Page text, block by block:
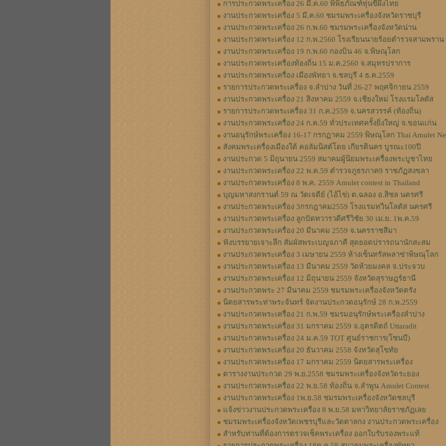
การประกวดพระเครื่อง 26 มี.ค.60 พิพิธภัณฑ์หุ่นขี้ผึ้งไทย
งานประกวดพระเครื่อง 5 มี.ค.60 ชมรมพระเครื่องจังหวัดราชบุรี
งานประกวดพระเครื่อง 26 ก.พ.60 ชมรมพระเครื่องจังหวัดน่าน
งานประกวดพระเครื่อง 12 ก.พ.2560 โรงเรียนนายร้อยตำรวจสามพราน
งานประกวดพระเครื่อง 19 ก.พ.60 กองบิน 46 จ.พิษณุโลก
งานประกวดพระเครื่องท้องถิ่น 15 ม.ค.2560 จ.สมุทรปราการ
งานประกวดพระเครื่อง เมืองพัทยา จ.ชลบุรี 4 ธ.ค.2559
รายการประกวดพระเครื่อง จ.ลำปาง วันที่ 26-27 พฤศจิกายน 2559
งานประกวดพระเครื่อง 21 สิงหาคม 2559 จ.เชียงใหม่ โรงแรมโลตัส
รายการประกวดพระเครื่อง 31 ก.ค.2559 จ.นครสวรรค์ (ท้องถิ่น)
งานประกวดพระเครื่อง 24 ก.ค.59 ทั่วประเทศครั้งยิ่งใหญ่ จ.ขอนแก่น
งานอนุรักษ์พระเครื่อง 16-17 กรกฏาคม 2559 พิษณุโลก Thai Amulet
สังคมพระเครื่องเมืองใต้ คอลัมนิสต์โดย เกียรตินคร บูรณะ100ปี
งานประกวด 5 มิถุนายน 2559 สมาคมผู้นิยมพระเครื่องพระบูชาไทย
งานประกวดพระเครื่อง 22 พ.ค.59 ตำรวจภูธรภาค9 ราชภัฏสงขลา
งานประกวดพระเครื่อง 8 พ.ค. 2559 Amulet contest in Thailand
บุญมหาสงกรานต์ 59 ณ วัดเจดีย์ (ไอ้ไข่) ต.ฉลอง อ.สิชล นครศรี
งานประกวดพระเครื่อง 3กรกฎาคม2559 โรงแรมทวินโลตัส นครศรี
งานประกวดพระเครื่อง ลูกปัดทวารวดีศรีวิชัย 30 เม.ย. 1พ.ค.59
งานประกวดพระเครื่อง 20 มีนาคม 2559 จ.นครราชสีมา
ฟังบรรยายเจาะลึก สัมผัสพระเบญจภาคี สุดยอดปรารถนานักสะสม
งานประกวดพระเครื่อง 3 เมษายน 2559 ห้างเซ็นทรัลพลาซ่าพิษณุโลก
งานประกวดพระเครื่อง 13 มีนาคม 2559 วัดห้วยมงคล จ.ประจวบ
งานประกวดพระเครื่อง 12 มิถุนายน 2559 จังหวัดสุราษฎร์ธานี
งานประกวดพระ 27 มีนาคม 2559 ชมรมพระเครื่องจังหวัดตรัง
นิตยสารพระท่าพระจันทร์ จัดงานประกวดอนุรักษ์ 28 ก.พ.2559
งานประกวดพระเครื่อง 21 ก.พ.59 ชมรมอนุรักษ์พระเครื่องลำปาง
งานประกวดพระเครื่อง 31 มกราคม 2559 จ.อุตรดิตถ์ Uttaradit
งานประกวดพระเครื่อง 24 ม.ค.59 TOT ศูนย์ราชการ(โซนบี)
งานประกวดพระเครื่อง 20 ธันวาคม 2558 จังหวัดสุโขทัย
งานประกวดพระเครื่อง 17 มกราคม 2559 นิตยสารพระเครื่อง
ตารางงานประกวด 29 พ.ย.2558 ชมรมพระเครื่องจังหวัดระยอง
งานประกวดพระเครื่อง 22 พ.ย.58 ท้องถิ่น จ.ลำพูน Amulet Contest
งานประกวดพระเครื่อง 1พ.ย.58 ชมรมพระเครื่องจังหวัดชลบุรี
แจ้งข่าวงานประกวดพระเครื่อง 8 พ.ย.58 มหาวิทยาลัยราชภัฏเลย
ชมรมพระเครื่องจังหวัดเพชรบุรีและวัดตาลกง งานประกวดพระเครื่อง
สำหรับท่านที่ต้องการตรวจเช็คพระเครื่อง ออกใบรับรองพระแท้